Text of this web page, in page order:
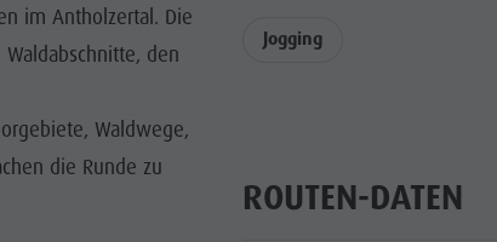
im Antholzertal. Die
den
Waldwege,
die Runde zu
Jogging
ROUTEN-DATEN